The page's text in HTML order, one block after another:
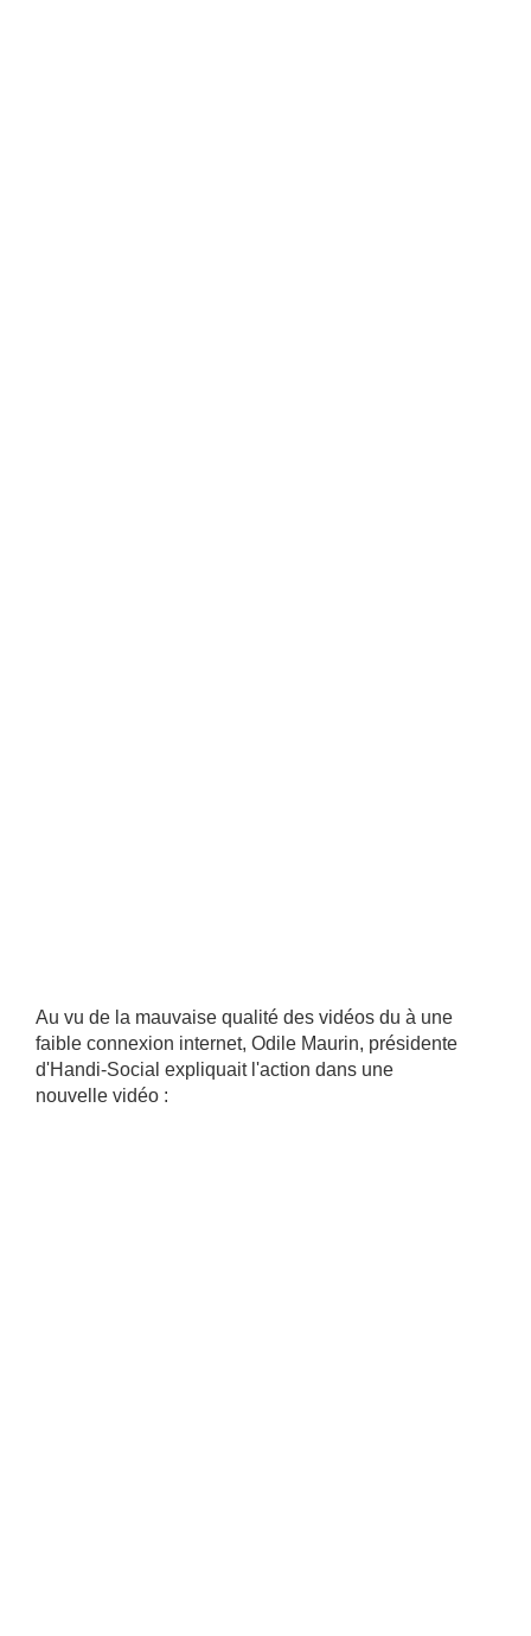
Au vu de la mauvaise qualité des vidéos du à une
faible connexion internet, Odile Maurin, présidente
d'Handi-Social expliquait l'action dans une
nouvelle vidéo :